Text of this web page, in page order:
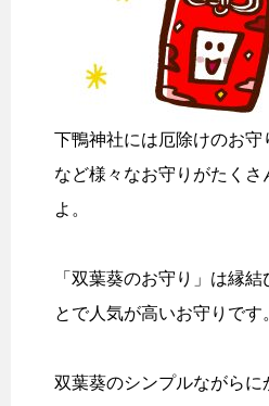
下鴨神社には厄除けのお守
など様々なお守りがたくさ
よ。
「双葉葵のお守り」は縁
とで人気が高いお守りです
双葉葵のシンプルながらに